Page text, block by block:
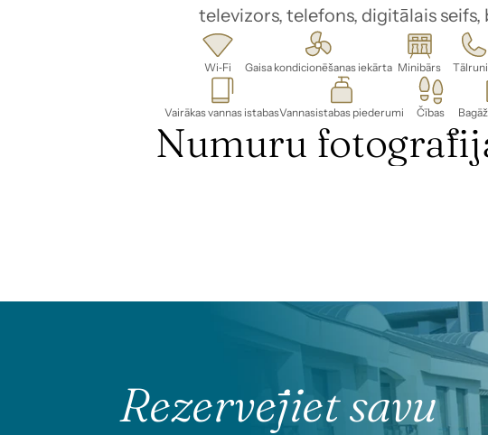
televizors, telefons, digitālais
Wi‑Fi Gaisa kondicionēšanas iekārta Minibārs
Vairākas vannas istabasVannasistabas piederumi Čības
Numuru
Rezervējiet savu